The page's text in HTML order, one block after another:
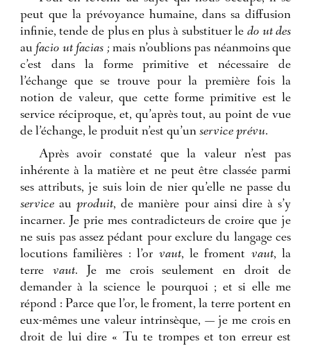
peut que la prévoyance humaine, dans sa diffusion
infinie, tende de plus en plus à substituer le do ut des
aufacio ut facias ; mais n’oublions pas néanmoins que
c’est dans la forme primitive et nécessaire de
l’échange que se trouve pour la première fois la
notion de valeur, que cette forme primitive est le
service réciproque, et, qu’après tout, au point de vue
de l’échange, le produit n’est qu’un service prévu.
Après avoir constaté que la valeur n’est pas
inhérente à la matière et ne peut être classée parmi
ses attributs, je suis loin de nier qu’elle ne passe du
serviceauproduit, de manière pour ainsi dire à s’y
incarner. Je prie mes contradicteurs de croire que je
ne suis pas assez pédant pour exclure du langage ces
locutions familières : l’or vaut, le froment vaut, la
terre vaut. Je me crois seulement en droit de
demander à la science le pourquoi ; et si elle me
répond : Parce que l’or, le froment, la terre portent en
eux-mêmes une valeur intrinsèque, — je me crois en
droit de lui dire « Tu te trompes et ton erreur est